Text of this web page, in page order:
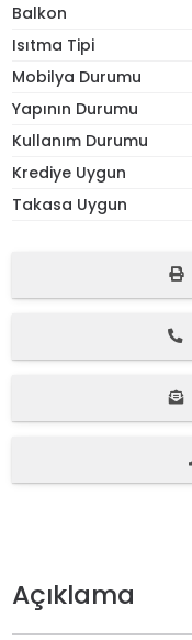
Balkon
Isıtma Tipi
Mobilya Durumu
Yapının Durumu
Kullanım Durumu
Krediye Uygun
Takasa Uygun
Açıklama